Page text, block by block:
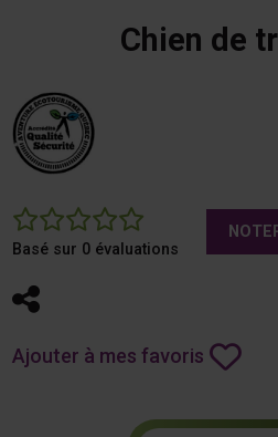
Chien de
0
Basé sur 0 évaluations
Partager
Ajouter à mes favoris